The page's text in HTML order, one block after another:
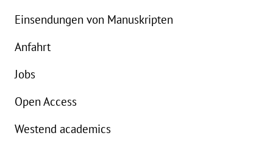
Einsendungen von Manuskripten
Anfahrt
Jobs
Open Access
Westend academics